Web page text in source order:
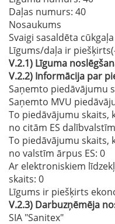
Daļas numurs: 40
Nosaukums
Svaigi sasaldēta
Līgums/daļa ir
V.2.1) Līguma
V.2.2) Informācija par
Saņemto piedāvājumu
Saņemto MVU
To piedāvājumu skaits,
no citām ES dalībvalstīm
To piedāvājumu skaits,
no valstīm ārpus ES: 0
Ar elektroniskiem
skaits: 0
Līgums ir piešķirts
V.2.3) Darbuzņēmēja
SIA "Sanitex"